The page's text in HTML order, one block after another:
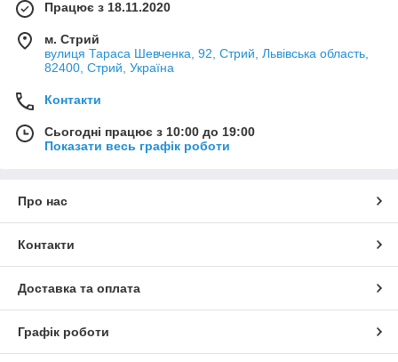
Працює з 18.11.2020
м. Стрий
вулиця Тараса Шевченка, 92, Стрий, Львівська область,
82400, Стрий, Україна
Контакти
Сьогодні працює з 10:00 до 19:00
Показати весь графік роботи
Про нас
Контакти
Доставка та оплата
Графік роботи